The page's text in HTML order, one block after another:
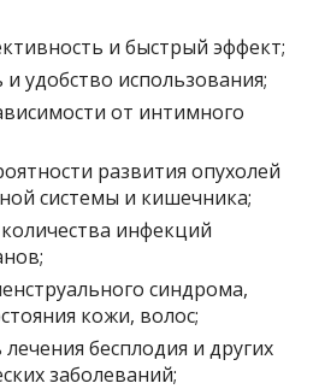
и быстрый эффект;
и удобство использования;
от интимного
развития опухолей
системы и кишечника;
инфекций
синдрома,
кожи, волос;
бесплодия и других
заболеваний;